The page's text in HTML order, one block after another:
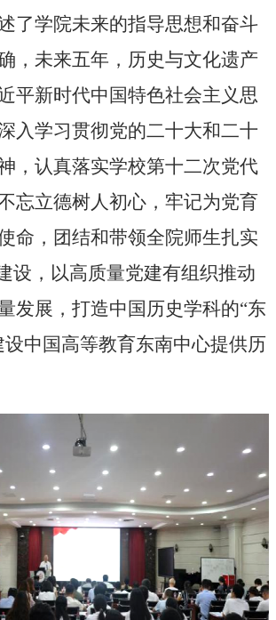
了学院未来的指导思想和奋斗
，未来五年，历史与文化遗产
平新时代中国特色社会主义思
入学习贯彻党的二十大和二十
，认真落实学校第十二次党代
忘立德树人初心，牢记为党育
命，团结和带领全院师生扎实
设，以高质量党建有组织推动
发展，打造中国历史学科的“东
设中国高等教育东南中心提供历